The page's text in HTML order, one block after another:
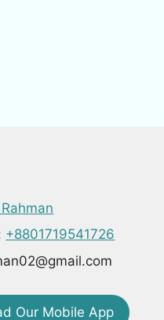
+8801719541726
Our Mobile App